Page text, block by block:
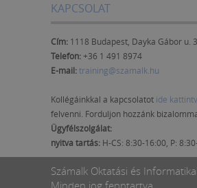
KAPCSOLAT
Cím: 1118 Budapest, Dayka Gábor u. 3.
Telefon:+36 1 491 8974
E-mail:training@szamalk.hu
Kollégáinkkal a kapcsolatot ide
felvenni. Forduljon hozzánk
Ügyfélszolgálat:
nyitva tartás: H-CS: 8:30-16:00, P:
Számalk Oktatási és
Minden jog fenntartva.